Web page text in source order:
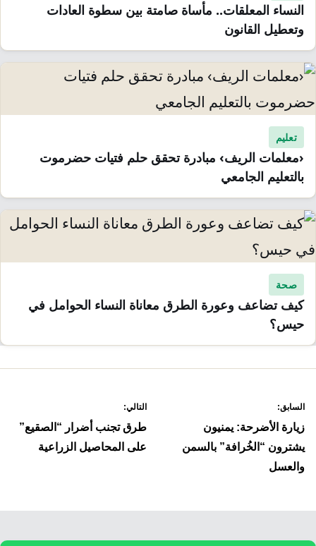
النساء المعلقات.. مأساة صامتة بين سطوة العادات
وتعطيل القانون
تعليم
‹معلمات الريف› مبادرة تحقق حلم فتيات حضرموت
بالتعليم الجامعي
صحة
كيف تضاعف وعورة الطرق معاناة النساء الحوامل في
حيس؟
المقالات
السابق:
زيارة الأضرحة: يمنيون
يشترون “الخُرافة” بالسمن
والعسل
التالي:
طرق تجنب أضرار “الصقيع”
على المحاصيل الزراعية